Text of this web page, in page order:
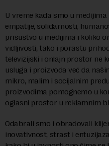
U vreme kada smo u
empatije, solidarnosti,
prisustvo u medijima i koliko
vidljivosti, tako i porastu
televizijski i onlajn prostor ne
usluga i proizvoda već da
mikro, malim i socijalnim
proizvodima pomognemo u
oglasni prostor u reklamnim
Odabrali smo i obradovali
inovativnost, strast i